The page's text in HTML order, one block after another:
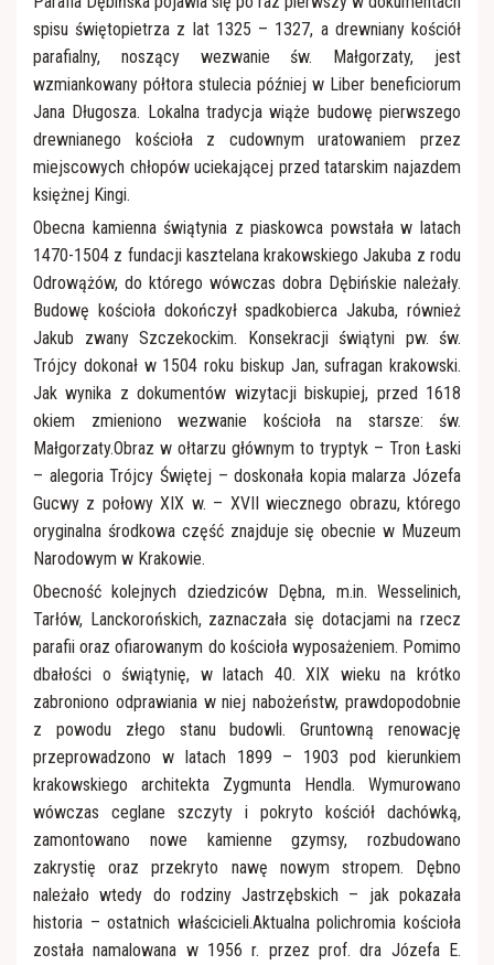
Róże Różańcowe
spisu świętopietrza z lat 1325 – 1327, a drewniany kościół
parafialny, noszący wezwanie św. Małgorzaty, jest
wzmiankowany półtora stulecia później w Liber beneficiorum
Jana Długosza. Lokalna tradycja wiąże budowę pierwszego
drewnianego kościoła z cudownym uratowaniem przez
miejscowych chłopów uciekającej przed tatarskim najazdem
księżnej Kingi.
Obecna kamienna świątynia z piaskowca powstała w latach
1470-1504 z fundacji kasztelana krakowskiego Jakuba z rodu
Odrowążów, do którego wówczas dobra Dębińskie należały.
Budowę kościoła dokończył spadkobierca Jakuba, również
Jakub zwany Szczekockim. Konsekracji świątyni pw. św.
Trójcy dokonał w 1504 roku biskup Jan, sufragan krakowski.
Jak wynika z dokumentów wizytacji biskupiej, przed 1618
okiem zmieniono wezwanie kościoła na starsze: św.
Małgorzaty.Obraz w ołtarzu głównym to tryptyk – Tron Łaski
– alegoria Trójcy Świętej – doskonała kopia malarza Józefa
Gucwy z połowy XIX w. – XVII wiecznego obrazu, którego
oryginalna środkowa część znajduje się obecnie w Muzeum
Narodowym w Krakowie.
Obecność kolejnych dziedziców Dębna, m.in. Wesselinich,
Tarłów, Lanckorońskich, zaznaczała się dotacjami na rzecz
parafii oraz ofiarowanym do kościoła wyposażeniem. Pomimo
dbałości o świątynię, w latach 40. XIX wieku na krótko
zabroniono odprawiania w niej nabożeństw, prawdopodobnie
z powodu złego stanu budowli. Gruntowną renowację
przeprowadzono w latach 1899 – 1903 pod kierunkiem
krakowskiego architekta Zygmunta Hendla. Wymurowano
wówczas ceglane szczyty i pokryto kościół dachówką,
zamontowano nowe kamienne gzymsy, rozbudowano
zakrystię oraz przekryto nawę nowym stropem. Dębno
należało wtedy do rodziny Jastrzębskich – jak pokazała
historia – ostatnich właścicieli.Aktualna polichromia kościoła
została namalowana w 1956 r. przez prof. dra Józefa E.